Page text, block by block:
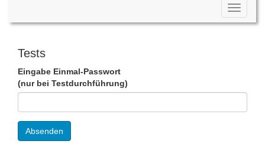
Toggle
Tests
Eingabe Einmal-Passwort
(nur bei Testdurchführung)
Absenden